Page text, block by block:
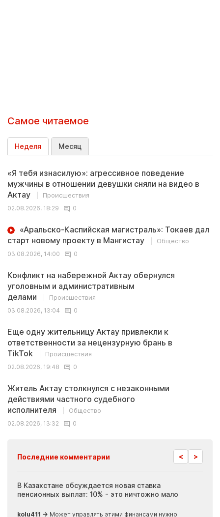
Самое читаемое
Неделя Месяц
«Я тебя изнасилую»: агрессивное поведение
мужчины в отношении девушки сняли на видео в
Актау
Происшествия
02.08.2026, 18:29
0
«Аральско-Каспийская магистраль»: Токаев дал
старт новому проекту в Мангистау
Общество
03.08.2026, 14:00
0
Конфликт на набережной Актау обернулся
уголовным и административным
делами
Происшествия
03.08.2026, 13:04
0
Еще одну жительницу Актау привлекли к
ответственности за нецензурную брань в
TikTok
Происшествия
02.08.2026, 19:48
0
Житель Актау столкнулся с незаконными
действиями частного судебного
исполнителя
Общество
02.08.2026, 13:32
0
Последние комментарии < >
В Казахстане обсуждается новая ставка
пенсионных выплат: 10% - это ничтожно мало
kolu411 → Может управлять этими финансами нужно